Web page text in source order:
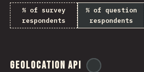
% of survey
respondents
% of question
respondents
Geolocation API